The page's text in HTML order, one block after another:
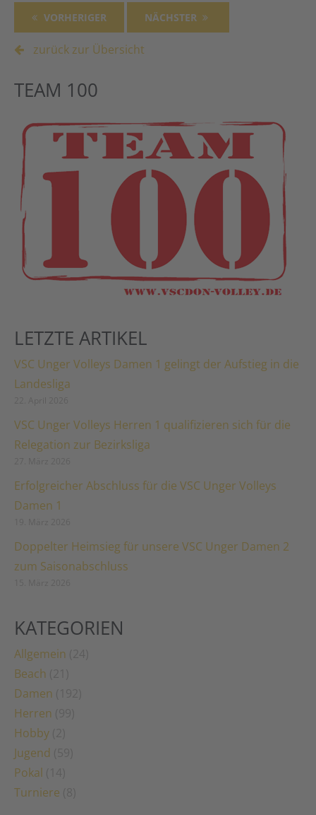
VORHERIGER NÄCHSTER
zurück zur Übersicht
TEAM 100
LETZTE ARTIKEL
VSC Unger Volleys Damen 1 gelingt der Aufstieg in die
Landesliga
VSC Unger Volleys Herren 1 qualifizieren sich für die
Relegation zur Bezirksliga
Erfolgreicher Abschluss für die VSC Unger Volleys
Damen 1
Doppelter Heimsieg für unsere VSC Unger Damen 2
zum Saisonabschluss
KATEGORIEN
Allgemein
Beach
Damen
Herren
Hobby
Jugend
Pokal
Turniere